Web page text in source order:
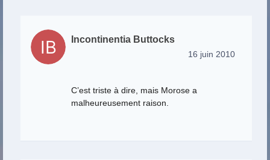
Incontinentia Buttocks
16 juin 2010
C’est triste à dire, mais Morose a
malheureusement raison.